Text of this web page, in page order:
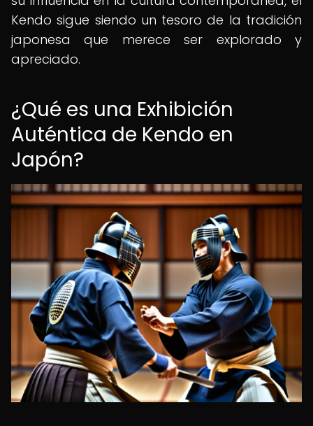
Kendo sigue siendo un tesoro de la tradición
japonesa que merece ser explorado y
apreciado.
¿Qué es una Exhibición
Auténtica de Kendo en
Japón?